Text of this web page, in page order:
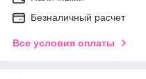
Безналичный расчет
Все условия оплаты